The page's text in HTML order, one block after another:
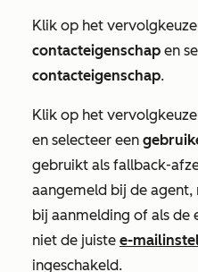
Klik op het
contacteigenschap en
contacteigenschap.
Klik op het
en selecteer een
gebruikt als fallback-
aangemeld bij de
bij aanmelding of als de
niet de juiste e-
ingeschakeld.